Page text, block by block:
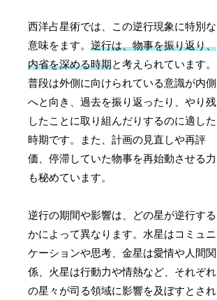
西洋占星術では、この逆行現象に特別な
意味をます。逆行は、物事を振り返り、
内省を深める時期と考えられています。
普段は外側に向けられている意識が内側
へと向き、過去を振り返ったり、やり残
したことに取り組んだりするのに適した
時期です。また、計画の見直しや再評
価、停滞していた物事を再始動させる力
も秘めています。
逆行の期間や影響は、どの星が逆行する
かによって異なります。水星はコミュニ
ケーションや思考、金星は愛情や人間関
係、火星は行動力や情熱など、それぞれ
の星々が司る領域に影響を及ぼすとされ